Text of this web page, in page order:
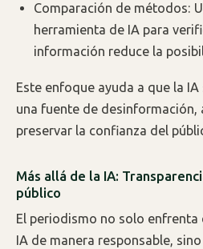
Comparación de métodos:
herramienta de IA para
información reduce la
Este enfoque ayuda a que la
una fuente de desinformación,
preservar la confianza del
Más allá de la IA:
público
El periodismo no solo
IA de manera responsable,